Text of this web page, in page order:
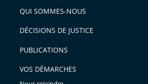
QUI SOMMES-NOUS
DÉCISIONS DE JUSTICE
PUBLICATIONS
VOS DÉMARCHES